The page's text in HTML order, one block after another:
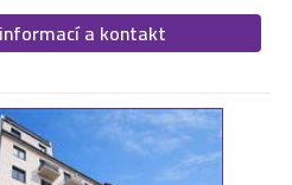
a kontakt